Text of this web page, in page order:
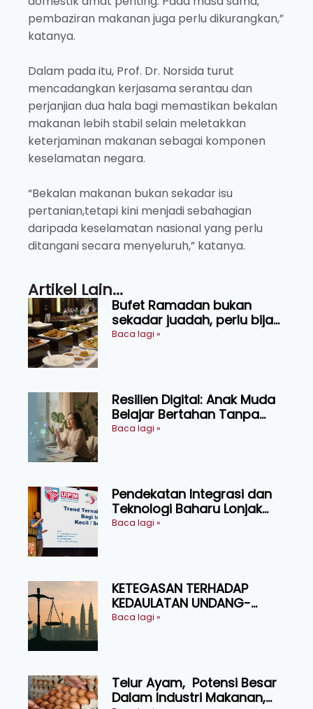
pembaziran makanan juga perlu dikurangkan,”
katanya.
Dalam pada itu, Prof. Dr. Norsida turut
mencadangkan kerjasama serantau dan
perjanjian dua hala bagi memastikan bekalan
makanan lebih stabil selain meletakkan
keterjaminan makanan sebagai komponen
keselamatan negara.
“Bekalan makanan bukan sekadar isu
pertanian,tetapi kini menjadi sebahagian
daripada keselamatan nasional yang perlu
ditangani secara menyeluruh,” katanya.
Artikel Lain...
Bufet Ramadan bukan
sekadar juadah, perlu bijak
memilih dan selamat
Baca lagi »
Resilien Digital: Anak Muda
Belajar Bertahan Tanpa
Perlu Menekan Diri
Baca lagi »
Pendekatan Integrasi dan
Teknologi Baharu Lonjak
Produktiviti Ternakan
Baca lagi »
KETEGASAN TERHADAP
KEDAULATAN UNDANG-
UNDANG ASAS KEPADA
Baca lagi »
Telur Ayam, Potensi Besar
Dalam Industri Makanan,